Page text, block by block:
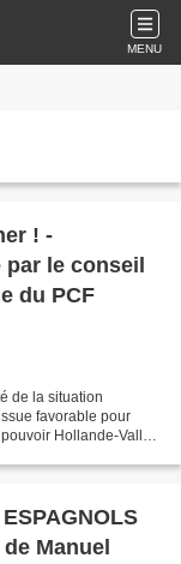
MENU
! -
le conseil
du PCF
de la situation
favorable pour
Hollande-Valls
Manuel